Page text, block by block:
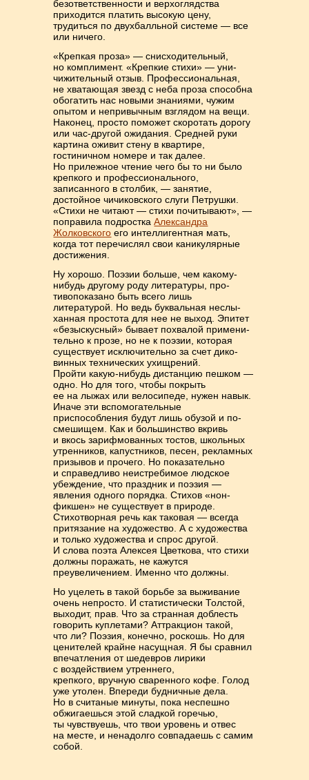
безответ­ственности и верхоглядства
приходится платить высокую цену,
трудиться по двух­балльной системе — все
или ничего.
«Крепкая проза» — снисходительный,
но комплимент. «Крепкие стихи» — уни­
чижительный отзыв. Профессиональная,
не хватающая звезд с неба проза спо­собна
обогатить нас новыми знаниями, чужим
опытом и непривычным взгля­дом на вещи.
Наконец, просто поможет скоротать дорогу
или час-другой ожи­дания. Средней руки
картина оживит стену в квартире,
гостиничном но­мере и так далее.
Но прилежное чтение чего бы то ни было
крепкого и про­фессио­наль­ного,
записанного в столбик, — занятие,
достойное чичиковского слуги Петрушки.
«Стихи не читают — стихи почитывают», —
поправила под­росткаАлександра
Жолковского его интеллигентная мать,
когда тот пере­чис­лял свои каникулярные
достижения.
Ну хорошо. Поэзии больше, чем какому-
нибудь другому роду литературы, про­
тивопоказано быть всего лишь
литературой. Но ведь буквальная неслы­
ханная простота для нее не выход. Эпитет
«безыскусный» бывает похвалой примени­
тельно к прозе, но не к поэзии, которая
существует исключительно за счет ди­ко­
винных технических ухищрений.
Пройти какую-нибудь дистан­цию пеш­ком —
одно. Но для того, чтобы покрыть
ее на лыжах или велосипеде, нужен навык.
Иначе эти вспомогательные
приспособления будут лишь обузой и по­
смешищем. Как и большинство вкривь
и вкось зарифмованных тостов, школь­ных
утренников, капустников, песен, рекламных
призывов и прочего. Но пока­за­тельно
и справедливо неистребимое людское
убеждение, что празд­ник и поэ­зия —
явления одного порядка. Стихов «нон-
фикшен» не существует в при­роде.
Стихотворная речь как таковая — всегда
притязание на художество. А с художе­ства
и только художества и спрос другой.
И слова поэта Алексея Цветкова, что стихи
должны поражать, не кажутся
преувеличением. Именно что должны.
Но уцелеть в такой борьбе за выживание
очень непросто. И статистически Тол­стой,
выходит, прав. Что за странная доблесть
говорить куплетами? Аттрак­цион такой,
что ли? Поэзия, конечно, роскошь. Но для
ценителей крайне на­сущная. Я бы сравнил
впечатления от шедевров лирики
с воздейст­вием утрен­него,
крепкого, вручную сваренного кофе. Голод
уже утолен. Впе­реди буднич­ные дела.
Но в считаные минуты, пока неспешно
обжигаешься этой сладкой горечью,
ты чувствуешь, что твои уровень и отвес
на месте, и ненадолго совпа­даешь с самим
собой.